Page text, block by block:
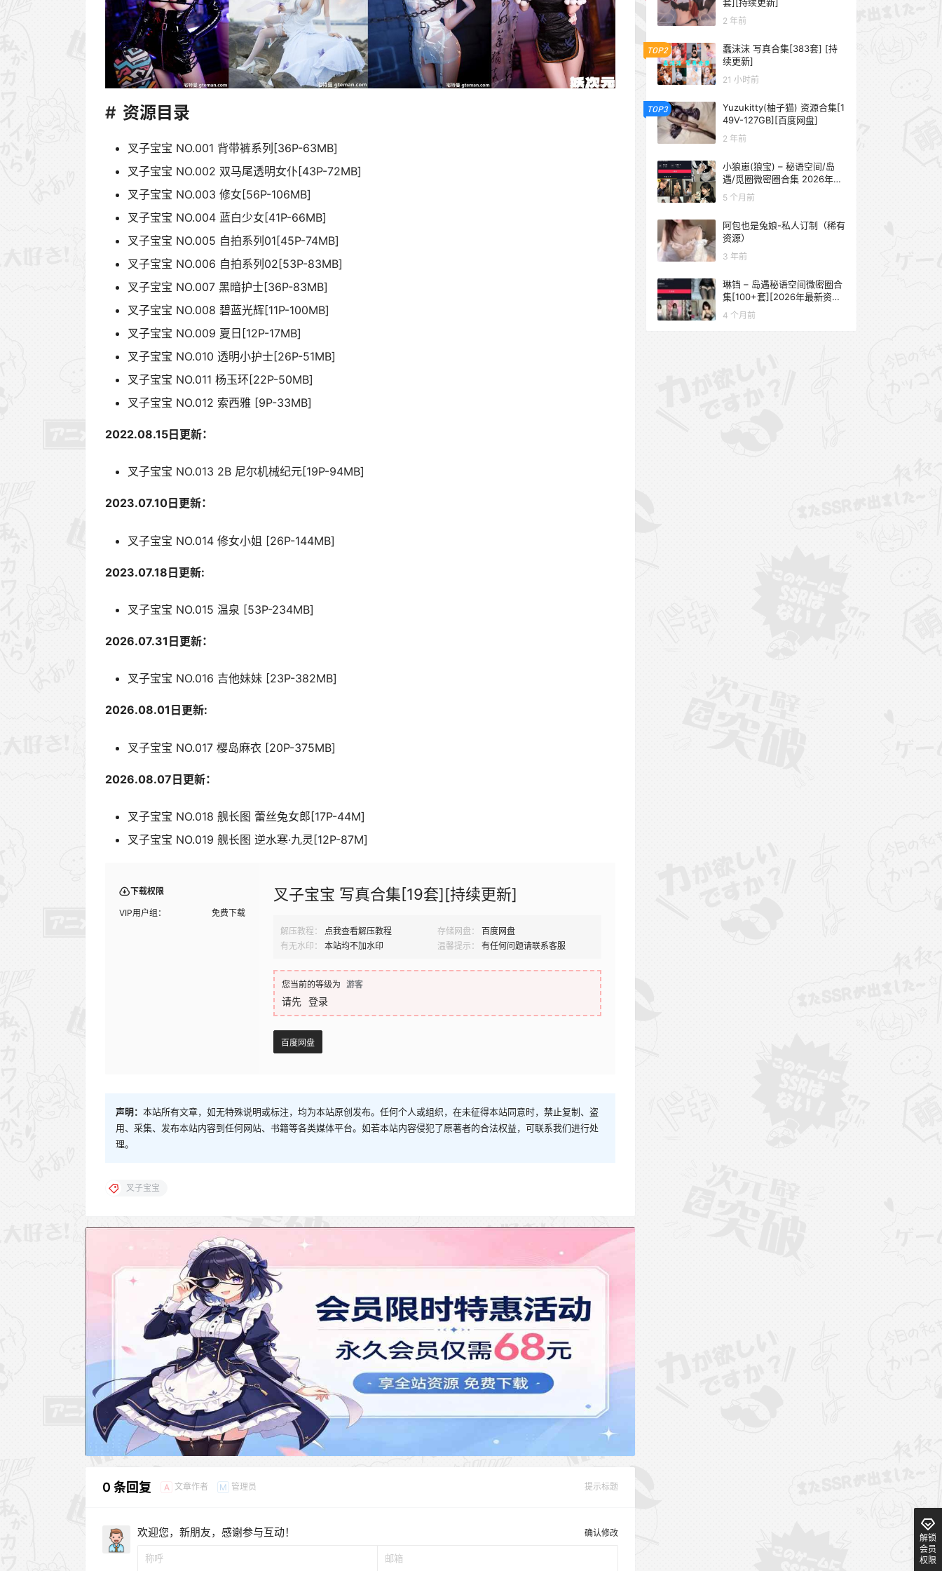
资源目录
叉子宝宝 NO.001 背带裤系列[36P-63MB]
叉子宝宝 NO.002 双马尾透明女仆[43P-72MB]
叉子宝宝 NO.003 修女[56P-106MB]
叉子宝宝 NO.004 蓝白少女[41P-66MB]
叉子宝宝 NO.005 自拍系列01[45P-74MB]
叉子宝宝 NO.006 自拍系列02[53P-83MB]
叉子宝宝 NO.007 黑暗护士[36P-83MB]
叉子宝宝 NO.008 碧蓝光辉[11P-100MB]
叉子宝宝 NO.009 夏日[12P-17MB]
叉子宝宝 NO.010 透明小护士[26P-51MB]
叉子宝宝 NO.011 杨玉环[22P-50MB]
叉子宝宝 NO.012 索西雅 [9P-33MB]
2022.08.15日更新：
叉子宝宝 NO.013 2B 尼尔机械纪元[19P-94MB]
2023.07.10日更新：
叉子宝宝 NO.014 修女小姐 [26P-144MB]
2023.07.18日更新:
叉子宝宝 NO.015 温泉 [53P-234MB]
2026.07.31日更新：
叉子宝宝 NO.016 吉他妹妹 [23P-382MB]
2026.08.01日更新:
叉子宝宝 NO.017 樱岛麻衣 [20P-375MB]
2026.08.07日更新：
叉子宝宝 NO.018 舰长图 蕾丝兔女郎[17P-44M]
叉子宝宝 NO.019 舰长图 逆水寒·九灵[12P-87M]
下载权限
VIP用户组： 免费下载
叉子宝宝 写真合集[19套][持续更新]
解压教程： 点我查看解压教程 存储网盘：
百度网盘
有无水印：
本站均不加水印 温馨提示： 有任何问题请联系客服
您当前的等级为 游客
请先 登录
百度网盘
声明： 本站所有文章，如无特殊说明或标注，均为本站原创发布。任何个人或组织，在未征得本站同意时，禁止复制、盗
用、采集、发布本站内容到任何网站、书籍等各类媒体平台。如若本站内容侵犯了原著者的合法权益，可联系我们进行处
理。
叉子宝宝
0 条回复 A 文章作者 M 管理员 提示标题
欢迎您，新朋友，感谢参与互动！ 确认修改
2 年前
TOP2
蠢沫沫 写真合集[383套] [持
续更新]
21 小时前
TOP3
Yuzukitty(柚子猫) 资源合集[1
49V-127GB][百度网盘]
2 年前
小狼崽(狼宝) – 秘语空间/岛
遇/觅圈微密圈合集 2026年抖
音资源更新中
5 个月前
阿包也是兔娘-私人订制（稀有
资源）
3 年前
琳铛 – 岛遇秘语空间微密圈合
集[100+套][2026年最新资源
更新中]
4 个月前
解锁
会员
权限